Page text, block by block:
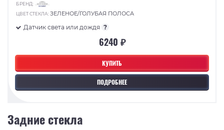
КУПИТЬ
ПОДРОБНЕЕ
БРЕНД:
ЦВЕТ СТЕКЛА:ЗЕЛЕНОЕ/ГОЛУБАЯ ПОЛОСА
Датчик света или дождя ?
6240 ₽
Задние стекла